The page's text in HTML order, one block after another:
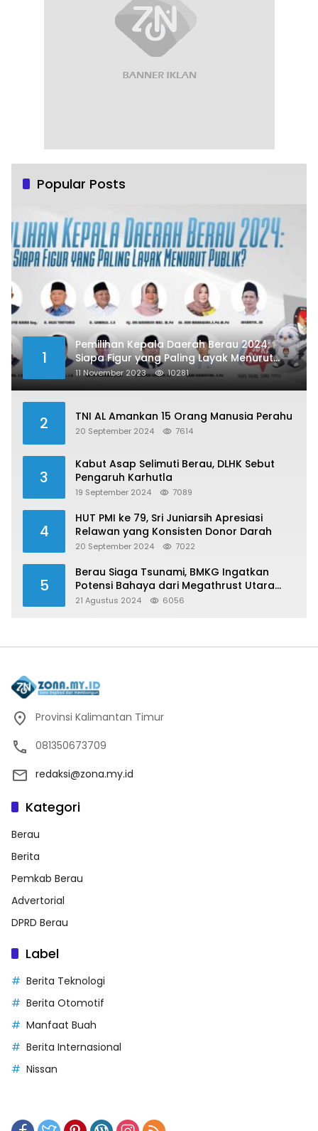
Popular Posts
1
Pemilihan Kepala Daerah Berau 2024:
Siapa Figur yang Paling Layak Menurut
Publik?
11 November 2023 10281
2 TNI AL Amankan 15 Orang Manusia Perahu
20 September 2024 7614
3
Kabut Asap Selimuti Berau, DLHK Sebut
Pengaruh Karhutla
19 September 2024 7089
4
HUT PMI ke 79, Sri Juniarsih Apresiasi
Relawan yang Konsisten Donor Darah
20 September 2024 7022
5
Berau Siaga Tsunami, BMKG Ingatkan
Potensi Bahaya dari Megathrust Utara
Sulawesi
21 Agustus 2024 6056
Provinsi Kalimantan Timur
081350673709
redaksi@zona.my.id
Kategori
Berau
Berita
Pemkab Berau
Advertorial
DPRD Berau
Label
Berita Teknologi
Berita Otomotif
Manfaat Buah
Berita Internasional
Nissan